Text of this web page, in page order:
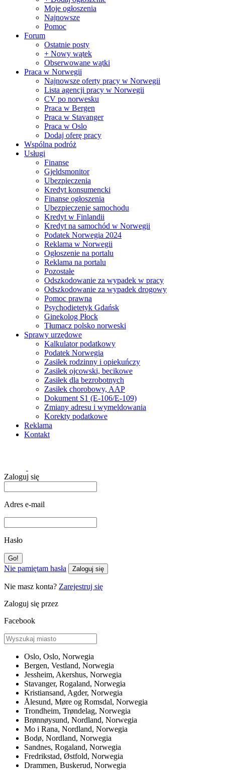
Moje ogłoszenia
Najnowsze
Pomoc
Forum
Ostatnie posty
+ Nowy wątek
Obserwowane wątki
Praca w Norwegii
Najnowsze oferty pracy w Norwegii
Lista agencji pracy w Norwegii
CV po norwesku
Praca w Bergen
Praca w Stavanger
Praca w Oslo
Dodaj oferę pracy
Wspólna podróż
Usługi
Finanse
Gjeldsmonitor
Ubezpieczenia
Kredyt konsumencki
Finanse ogłoszenia
Ubezpieczenie samochodu
Kredyt w Finlandii
Kredyt na samochód w Norwegii
Podatek Norwegia 2024
Reklama w Norwegii
Ogłoszenie na portalu
Reklama na portalu
Pozostałe
Odszkodowanie za wypadek w pracy
Odszkodowanie za wypadek drogowy
Pomoc prawna
Psychodietetyk Gdańsk
Ginekolog Płock
Tłumacz polsko norweski
Sprawy urzędowe
Kalkulator podatkowy
Podatek Norwegia
Zasiłek rodzinny i opiekuńczy
Zasiłek ojcowski, becikowe
Zasiłek dla bezrobotnych
Zasiłek chorobowy, AAP
Dokument S1 (E-106/E-109)
Zmiany adresu i wymeldowania
Korekty podatkowe
Reklama
Kontakt
Zaloguj się
Adres e-mail
Hasło
Nie pamiętam hasła Zaloguj się
Nie masz konta? Zarejestruj się
Zaloguj się przez
Facebook
Oslo, Oslo, Norwegia
Bergen, Vestland, Norwegia
Jessheim, Akershus, Norwegia
Stavanger, Rogaland, Norwegia
Kristiansand, Agder, Norwegia
Ålesund, Møre og Romsdal, Norwegia
Trondheim, Trøndelag, Norwegia
Brønnøysund, Nordland, Norwegia
Mo i Rana, Nordland, Norwegia
Bodø, Nordland, Norwegia
Sandnes, Rogaland, Norwegia
Fredrikstad, Østfold, Norwegia
Drammen, Buskerud, Norwegia